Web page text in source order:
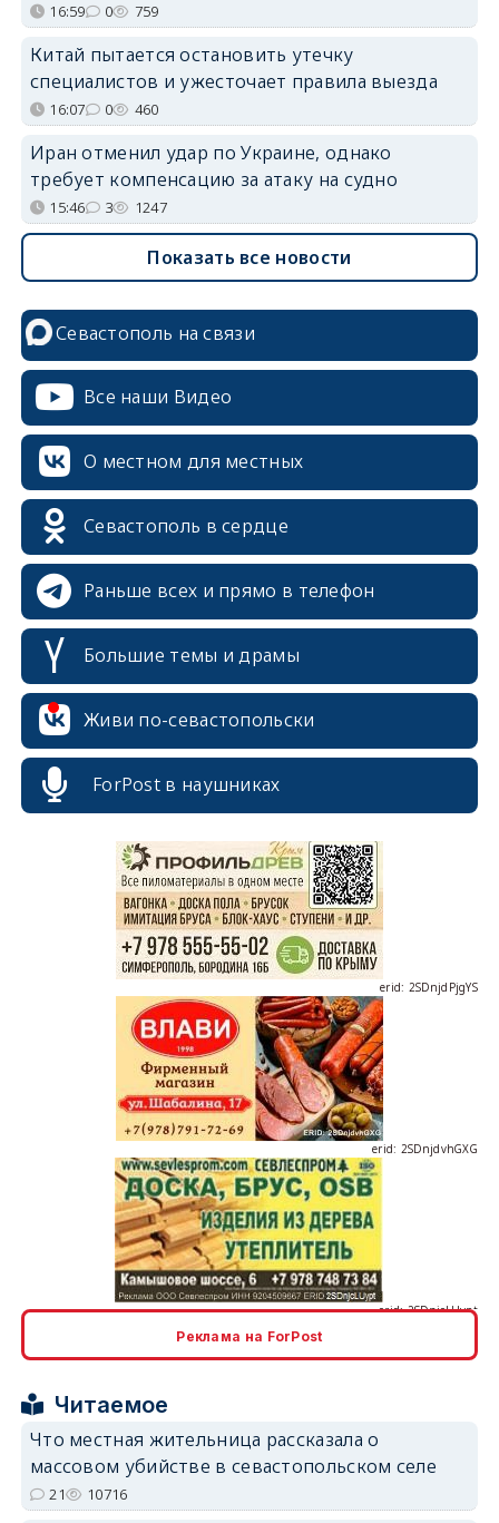
16:59 0 759
Китай пытается остановить утечку
специалистов и ужесточает правила выезда
16:07 0 460
Иран отменил удар по Украине, однако
требует компенсацию за атаку на судно
15:46 3 1247
Показать все новости
Севастополь на связи
Все наши Видео
О местном для местных
Севастополь в сердце
Раньше всех и прямо в телефон
Большие темы и драмы
Живи по-севастопольски
ForPost в наушниках
erid: 2SDnjdPjgYS
erid: 2SDnjdvhGXG
Реклама на ForPost
Читаемое
Что местная жительница рассказала о
массовом убийстве в севастопольском селе
21 10716